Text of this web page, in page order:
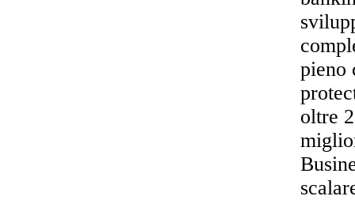
pieno
oltre